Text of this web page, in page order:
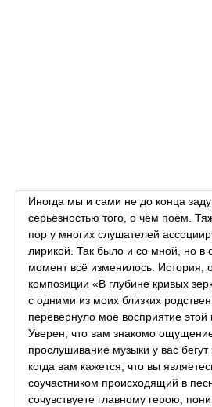
Иногда мы и сами не до конца
серьёзностью того, о чём поём.
пор у многих слушателей
лирикой. Так было и со мной, но в
момент всё изменилось. История,
композиции «В глубине кривых
с одними из моих близких
перевернуло моё восприятие этой
Уверен, что вам знакомо
прослушивание музыки у вас
когда вам кажется, что вы
соучастником происходящий в
сочувствуете главному герою,